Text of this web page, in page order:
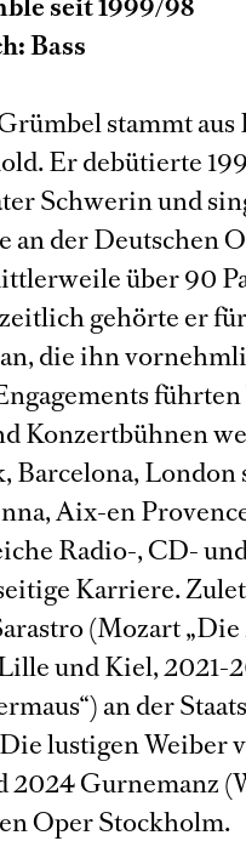
Bass
stammt
Er debütierte
Schwerin und
an der Deutschen
über 90
gehörte er
die ihn
Konzertbühnen
Barcelona, London
Aix-en
Radio-, CD-
Karriere.
(Mozart
und Kiel, 2021-
an der
lustigen Weiber
Gurnemanz
Oper Stockholm.